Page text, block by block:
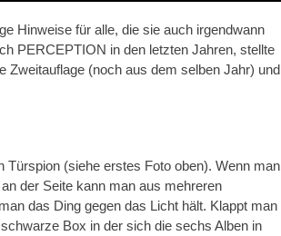
Hinweise für alle, die sie auch irgendwann
PERCEPTION in den letzten Jahren, stellte
Zweitauflage (noch aus dem selben Jahr) und
Türspion (siehe erstes Foto oben). Wenn man
der Seite kann man aus mehreren
das Ding gegen das Licht hält. Klappt man
Box in der sich die sechs Alben in